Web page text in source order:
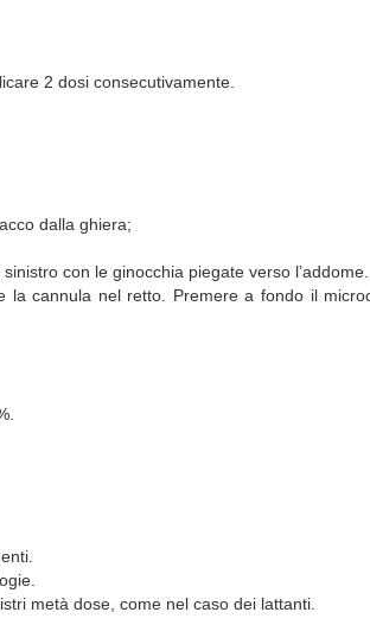
2 dosi consecutivamente.
dalla ghiera;
con le ginocchia piegate verso l’addome.
cannula nel retto. Premere a fondo il
metà dose, come nel caso dei lattanti.